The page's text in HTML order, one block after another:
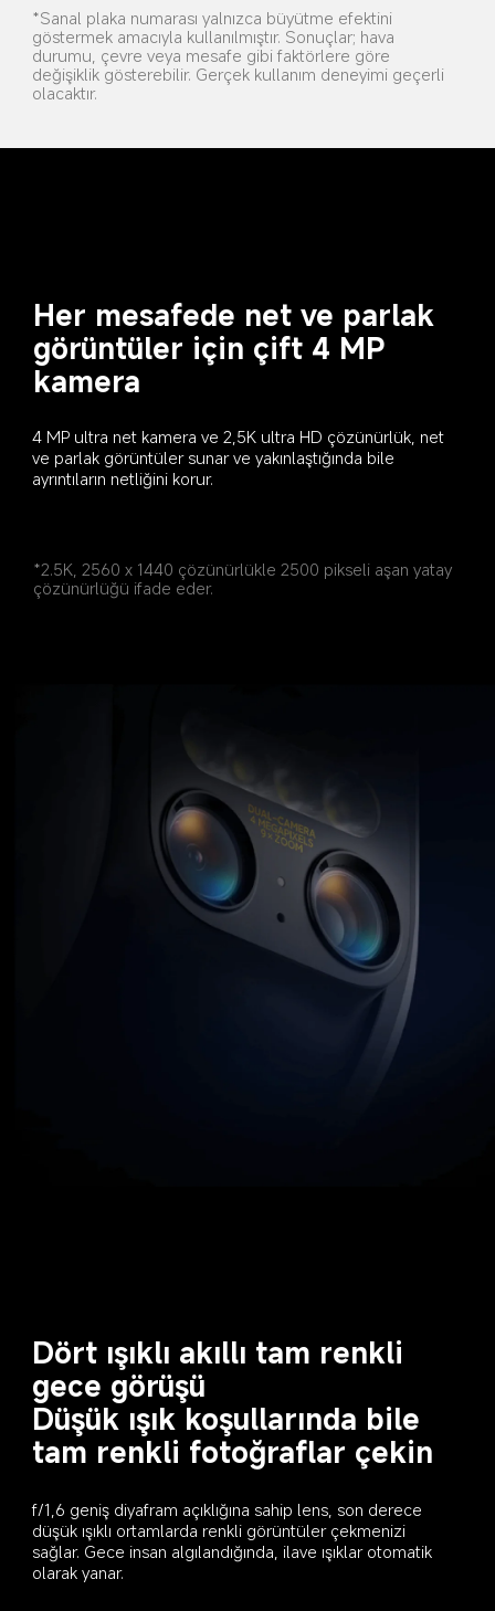
*Sanal plaka numarası yalnızca büyütme efektini
göstermek amacıyla kullanılmıştır. Sonuçlar; hava
durumu, çevre veya mesafe gibi faktörlere göre
değişiklik gösterebilir. Gerçek kullanım deneyimi geçerli
olacaktır.
Her mesafede net ve parlak
görüntüler için çift 4 MP
kamera
4 MP ultra net kamera ve 2,5K ultra HD çözünürlük, net
ve parlak görüntüler sunar ve yakınlaştığında bile
ayrıntıların netliğini korur.
*2.5K, 2560 x 1440 çözünürlükle 2500 pikseli aşan yatay
çözünürlüğü ifade eder.
Dört ışıklı akıllı tam renkli
gece görüşü
Düşük ışık koşullarında bile
tam renkli fotoğraflar çekin
f/1,6 geniş diyafram açıklığına sahip lens, son derece
düşük ışıklı ortamlarda renkli görüntüler çekmenizi
sağlar. Gece insan algılandığında, ilave ışıklar otomatik
olarak yanar.